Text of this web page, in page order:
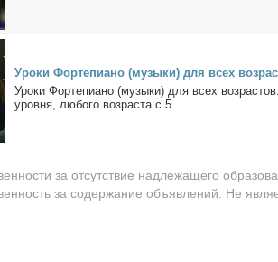
Уро­ки Фор­те­пи­а­но (му­зы­ки) для всех
Уро­ки Фор­те­пи­а­но (му­зы­ки) для всех
уров­ня, лю­бо­го воз­рас­та с 5...
за отсутствие надлежащего
за содержание объявлений. Не